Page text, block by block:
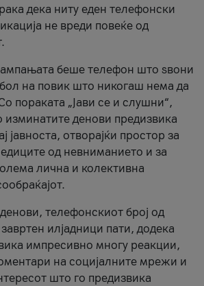
дека ниту еден телефонски
не вреди повеќе од
беше телефон што ѕвони
на повик што никогаш нема да
пораката „Јави се и слушни“,
изминатите денови предизвика
јавноста, отворајќи простор за
од невниманието и за
лична и колективна
телефонскиот број од
илјадници пати, додека
импресивно многу реакции,
на социјалните мрежи и
што го предизвика